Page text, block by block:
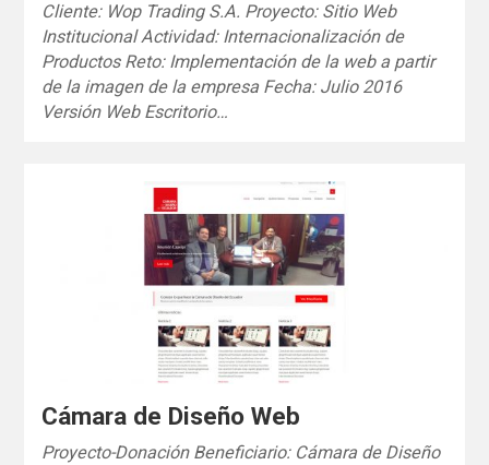
Cliente: Wop Trading S.A. Proyecto: Sitio Web
Institucional Actividad: Internacionalización de
Productos Reto: Implementación de la web a partir
de la imagen de la empresa Fecha: Julio 2016
Versión Web Escritorio…
Cámara de Diseño Web
Proyecto-Donación Beneficiario: Cámara de Diseño